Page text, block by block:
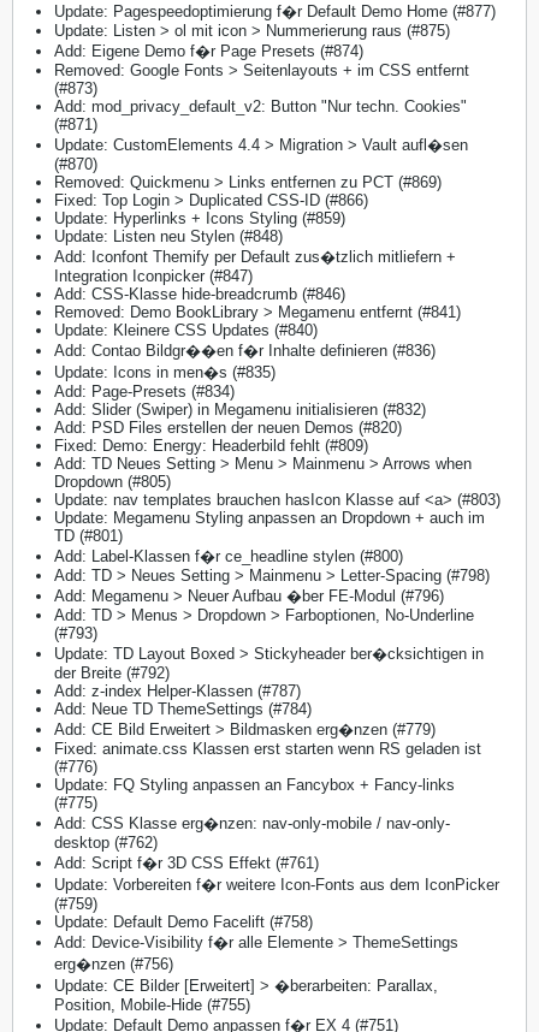
Update: Pagespeedoptimierung f�r Default Demo Home (#877)
Update: Listen > ol mit icon > Nummerierung raus (#875)
Add: Eigene Demo f�r Page Presets (#874)
Removed: Google Fonts > Seitenlayouts + im CSS entfernt
(#873)
Add: mod_privacy_default_v2: Button "Nur techn. Cookies"
(#871)
Update: CustomElements 4.4 > Migration > Vault aufl�sen
(#870)
Removed: Quickmenu > Links entfernen zu PCT (#869)
Fixed: Top Login > Duplicated CSS-ID (#866)
Update: Hyperlinks + Icons Styling (#859)
Update: Listen neu Stylen (#848)
Add: Iconfont Themify per Default zus�tzlich mitliefern +
Integration Iconpicker (#847)
Add: CSS-Klasse hide-breadcrumb (#846)
Removed: Demo BookLibrary > Megamenu entfernt (#841)
Update: Kleinere CSS Updates (#840)
Add: Contao Bildgr��en f�r Inhalte definieren (#836)
Update: Icons in men�s (#835)
Add: Page-Presets (#834)
Add: Slider (Swiper) in Megamenu initialisieren (#832)
Add: PSD Files erstellen der neuen Demos (#820)
Fixed: Demo: Energy: Headerbild fehlt (#809)
Add: TD Neues Setting > Menu > Mainmenu > Arrows when
Dropdown (#805)
Update: nav templates brauchen hasIcon Klasse auf <a> (#803)
Update: Megamenu Styling anpassen an Dropdown + auch im
TD (#801)
Add: Label-Klassen f�r ce_headline stylen (#800)
Add: TD > Neues Setting > Mainmenu > Letter-Spacing (#798)
Add: Megamenu > Neuer Aufbau �ber FE-Modul (#796)
Add: TD > Menus > Dropdown > Farboptionen, No-Underline
(#793)
Update: TD Layout Boxed > Stickyheader ber�cksichtigen in
der Breite (#792)
Add: z-index Helper-Klassen (#787)
Add: Neue TD ThemeSettings (#784)
Add: CE Bild Erweitert > Bildmasken erg�nzen (#779)
Fixed: animate.css Klassen erst starten wenn RS geladen ist
(#776)
Update: FQ Styling anpassen an Fancybox + Fancy-links
(#775)
Add: CSS Klasse erg�nzen: nav-only-mobile / nav-only-
desktop (#762)
Add: Script f�r 3D CSS Effekt (#761)
Update: Vorbereiten f�r weitere Icon-Fonts aus dem IconPicker
(#759)
Update: Default Demo Facelift (#758)
Add: Device-Visibility f�r alle Elemente > ThemeSettings
erg�nzen (#756)
Update: CE Bilder [Erweitert] > �berarbeiten: Parallax,
Position, Mobile-Hide (#755)
Update: Default Demo anpassen f�r EX 4 (#751)